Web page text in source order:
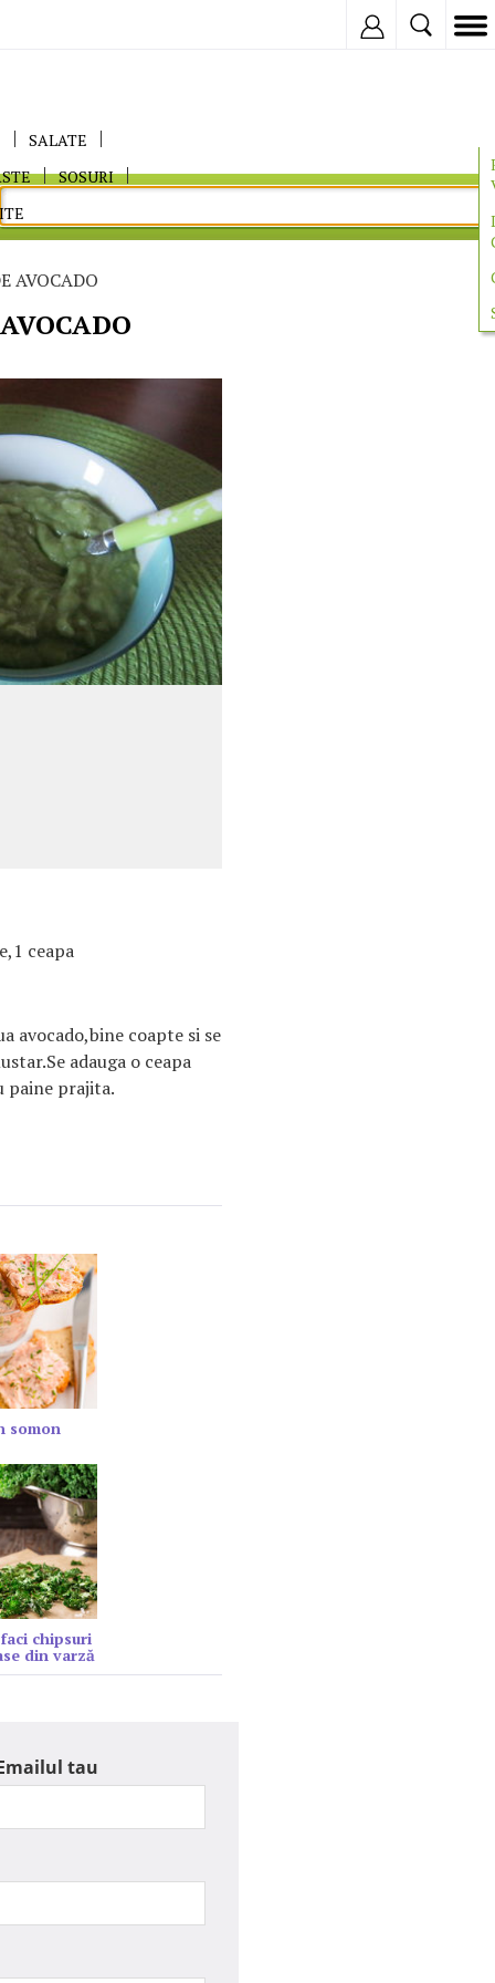
SALATE
SOSURI
AVOCADO
ceapa
avocado,bine coapte si se
adauga o ceapa
paine prajita.
somon
chipsuri
din varză
tau